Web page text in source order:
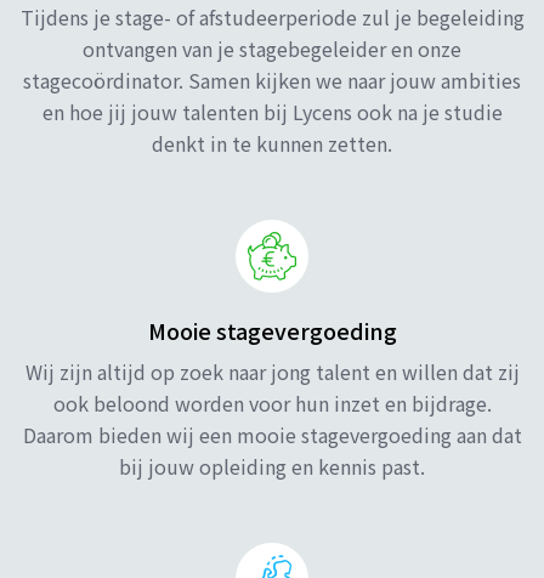
Tijdens je stage- of afstudeerperiode zul je begeleiding
ontvangen van je stagebegeleider en onze
stagecoördinator. Samen kijken we naar jouw ambities
en hoe jij jouw talenten bij Lycens ook na je studie
denkt in te kunnen zetten.
Mooie stagevergoeding
Wij zijn altijd op zoek naar jong talent en willen dat zij
ook beloond worden voor hun inzet en bijdrage.
Daarom bieden wij een mooie stagevergoeding aan dat
bij jouw opleiding en kennis past.